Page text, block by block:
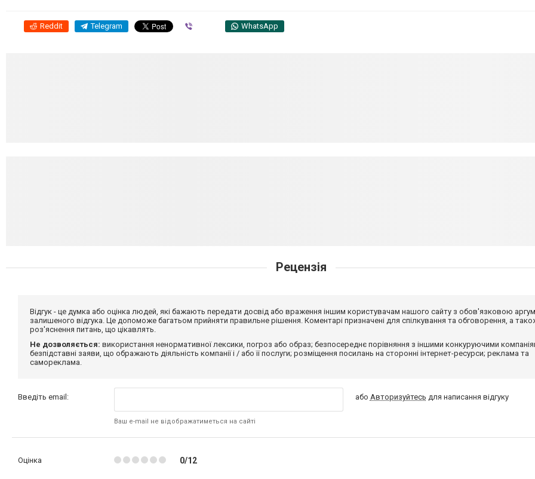
Reddit Telegram WhatsApp
Рецензія
Відгук - це думка або оцінка людей, які бажають передати досвід або враження іншим користувачам нашого сайту з обов'язковою
залишеного відгука. Це допоможе багатьом прийняти правильне рішення. Коментарі призначені для спілкування та обговорення, а
роз'яснення питань, що цікавлять.
Не дозволяється: використання ненормативної лексики, погроз або образ; безпосереднє порівняння з іншими конкуруючими
безпідставні заяви, що ображають діяльність компанії і / або її послуги; розміщення посилань на сторонні інтернет-ресурси; реклама та
самореклама.
Введіть email:
Ваш e-mail не відображатиметься на сайті
або Авторизуйтесь для написання відгуку
Оцінка 0/12